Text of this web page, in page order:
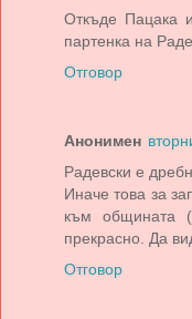
Откъде Пацака
партенка на
Отговор
Анонимен
Радевски е
Иначе това за
към общината
прекрасно. Да
Отговор